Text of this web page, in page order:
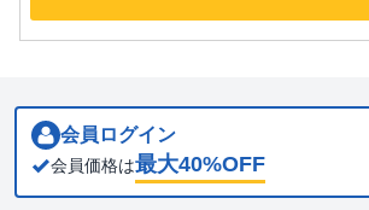
会員ログイン
会員価格は最大40%OFF